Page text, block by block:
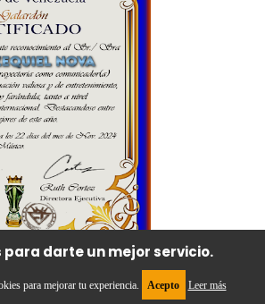
para darte un mejor servicio.
para mejorar tu experiencia. Acepto Leer más